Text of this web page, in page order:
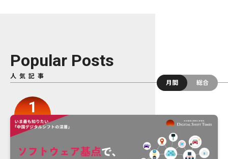
Popular Posts
人気記事
月間
総合